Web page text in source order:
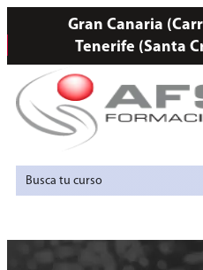
Gran Canaria
Tenerife (Santa